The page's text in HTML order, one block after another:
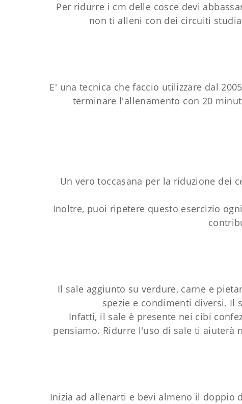
Per ridurre i cm delle cosce devi
non ti alleni con dei circuiti
E' una tecnica che faccio utilizzare dal
terminare l'allenamento con 20
Un vero toccasana per la riduzione dei
Inoltre, puoi ripetere questo esercizio
Il sale aggiunto su verdure, carne e
spezie e condimenti diversi. Il
Infatti, il sale è presente nei cibi
pensiamo. Ridurre l'uso di sale ti aiuterà
Inizia ad allenarti e bevi almeno il doppio